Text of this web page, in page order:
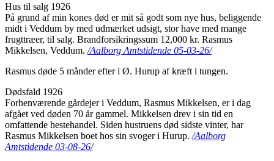
Hus til salg 1926
På grund af min kones død er mit så godt som nye hus, beliggende
midt i Veddum by med udmærket udsigt, stor have med mange
frugttræer, til salg. Brandforsikringssum 12,000 kr. Rasmus
Mikkelsen, Veddum. /Aalborg Amtstidende 05-03-26/
Rasmus døde 5 månder efter i Ø. Hurup af kræft i tungen.
Dødsfald 1926
Forhenværende gårdejer i Veddum, Rasmus Mikkelsen, er i dag
afgået ved døden 70 år gammel. Mikkelsen drev i sin tid en
omfattende hestehandel. Siden hustruens død sidste vinter, har
Rasmus Mikkelsen boet hos sin svoger i Hurup. /Aalborg
Amtstidende 03-08-26/